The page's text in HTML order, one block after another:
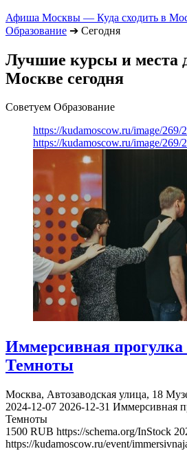
Афиша Москвы — Куда сходить в
Образование ➔ Сегодня
Лучшие курсы и места
Москве сегодня
Советуем Образование
https://kudamoscow.ru/image/269/
https://kudamoscow.ru/image/269/
Иммерсивная прогулка
Темноты
Москва, Автозаводская улица, 18
2024-12-07 2026-12-31 Иммерсивная
Темноты
1500 RUB https://schema.org/InStock
https://kudamoscow.ru/event/